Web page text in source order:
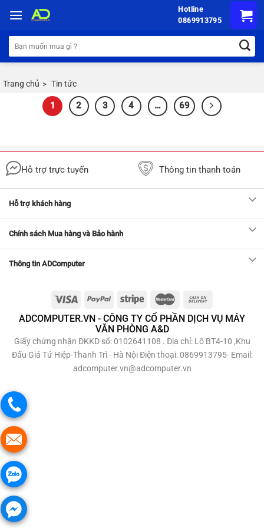
đến
nội
dung
Hotline
0869913795
Tìm
kiếm:
Trang chủ > Tin tức
1 2 3 4 … 69
Hỗ trợ trực tuyến Thông tin thanh toán
Hỗ trợ khách hàng
Chính sách Mua hàng và Bảo hành
Thông tin ADComputer
ADCOMPUTER.VN - CÔNG TY CỔ PHẦN DỊCH VỤ MÁY
VĂN PHÒNG A&D
Giấy chứng nhận ĐKKD số: 0102641108 . Địa chỉ: Lô BT4-10 ,Khu
Đấu Giá Tứ Hiệp-Thanh Trì - Hà Nội Điện thoại: 0869913795- Email:
adcomputer.vn@adcomputer.vn